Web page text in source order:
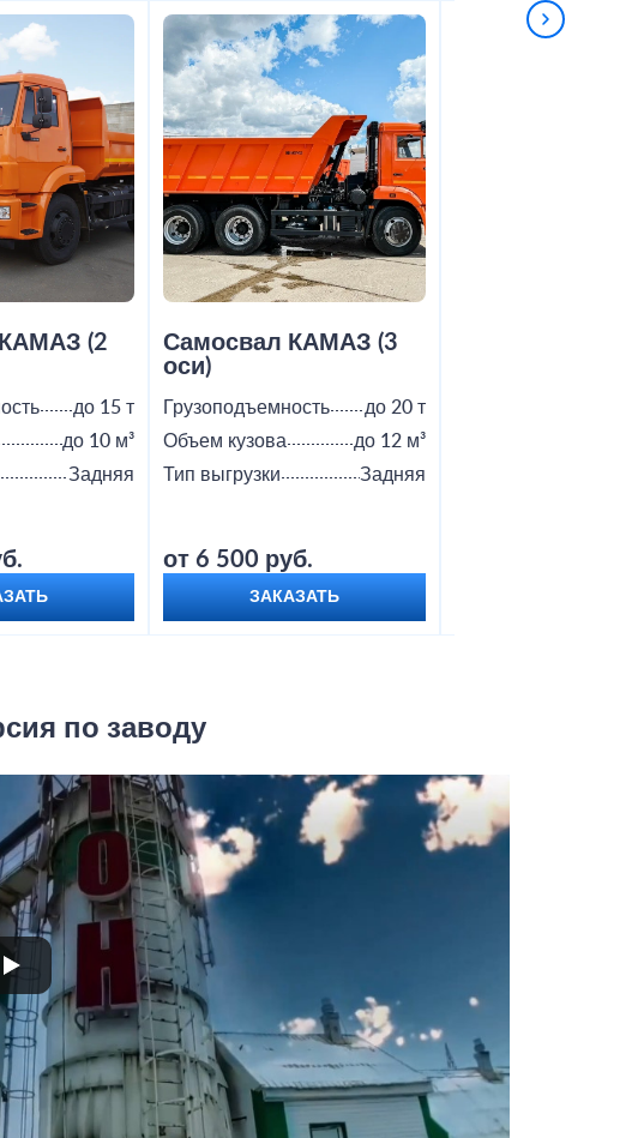
(2
до 15 т
до 10 м³
Задняя
Самосвал КАМАЗ (3
оси)
Грузоподъемность
до 20 т
Объем кузова
до 12 м³
Тип выгрузки
Задняя
от 6 500 руб.
ЗАКАЗАТЬ
по заводу